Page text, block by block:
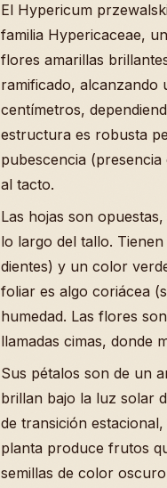
El Hypericum
familia Hypericaceae,
flores amarillas
ramificado, alcanzando
centímetros,
estructura es robusta
pubescencia
al tacto.
Las hojas son
lo largo del tallo.
dientes) y un color
foliar es algo coriácea
humedad. Las flores
llamadas cimas, donde
Sus pétalos son de un
brillan bajo la luz solar
de transición
planta produce frutos
semillas de color